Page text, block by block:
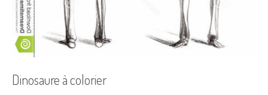
Dinosaure à colorier